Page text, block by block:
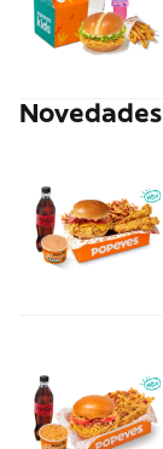
Novedades